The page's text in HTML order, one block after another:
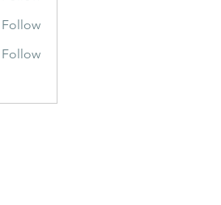
Follow
Follow